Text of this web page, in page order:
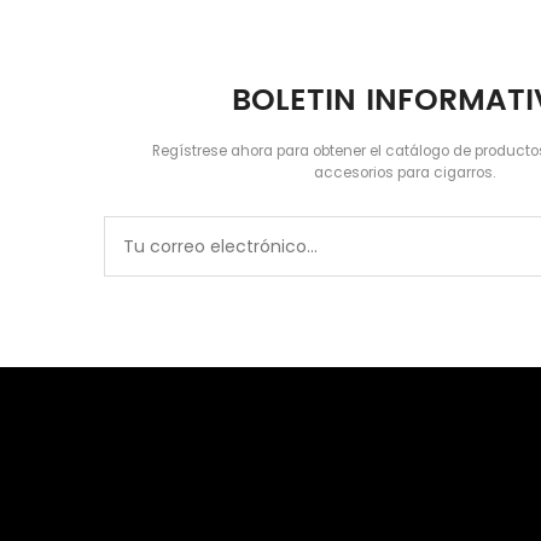
BOLETIN
Regístrese ahora para obtener el catálogo de
accesorios para cigarros.